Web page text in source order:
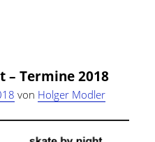
– Termine 2018
von Holger Modler